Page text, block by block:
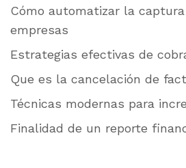
Cómo automatizar la
empresas
Estrategias efectivas de
Que es la cancelación de
Técnicas modernas para
Finalidad de un reporte